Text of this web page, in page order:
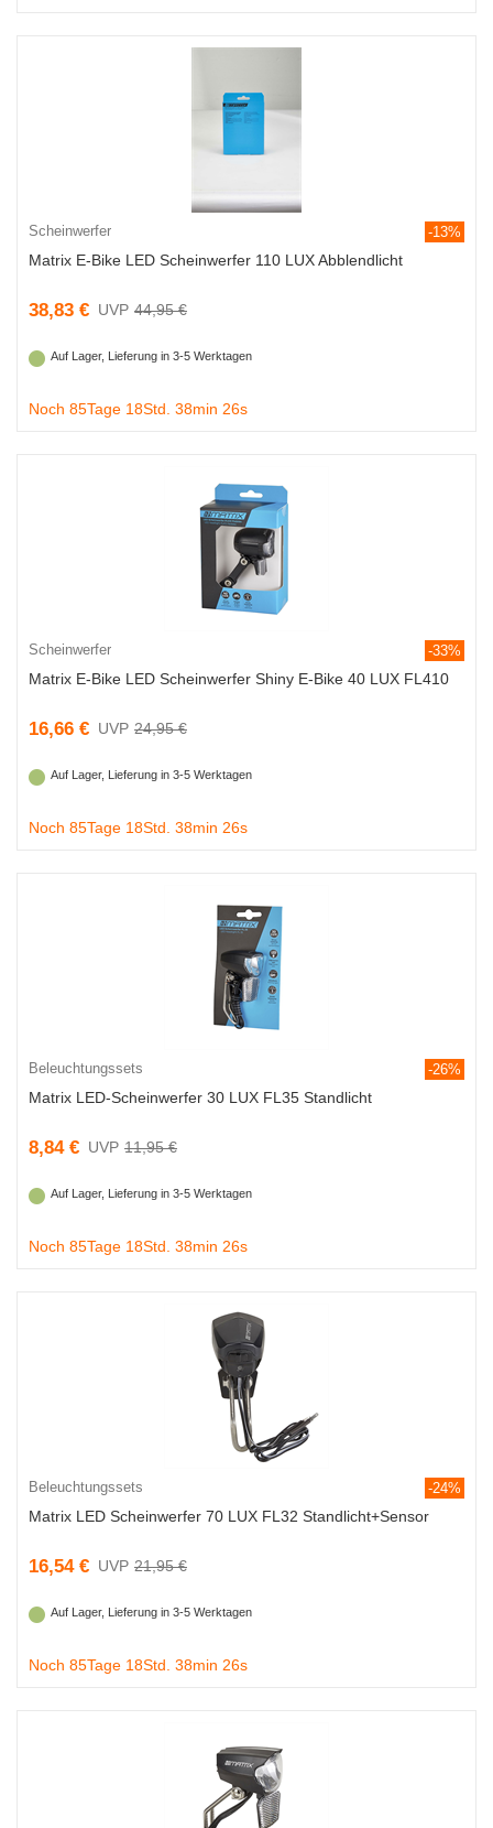
Scheinwerfer -13%
Matrix E-Bike LED Scheinwerfer 110 LUX Abblendlicht
38,83 € 44,95 €
Auf Lager, Lieferung in 3-5 Werktagen
Noch 85Tage 18Std. 38min 25s
Scheinwerfer -33%
Matrix E-Bike LED Scheinwerfer Shiny E-Bike 40 LUX FL410
16,66 € 24,95 €
Auf Lager, Lieferung in 3-5 Werktagen
Noch 85Tage 18Std. 38min 25s
Beleuchtungssets -26%
Matrix LED-Scheinwerfer 30 LUX FL35 Standlicht
8,84 € 11,95 €
Auf Lager, Lieferung in 3-5 Werktagen
Noch 85Tage 18Std. 38min 25s
Beleuchtungssets -24%
Matrix LED Scheinwerfer 70 LUX FL32 Standlicht+Sensor
16,54 € 21,95 €
Auf Lager, Lieferung in 3-5 Werktagen
Noch 85Tage 18Std. 38min 25s